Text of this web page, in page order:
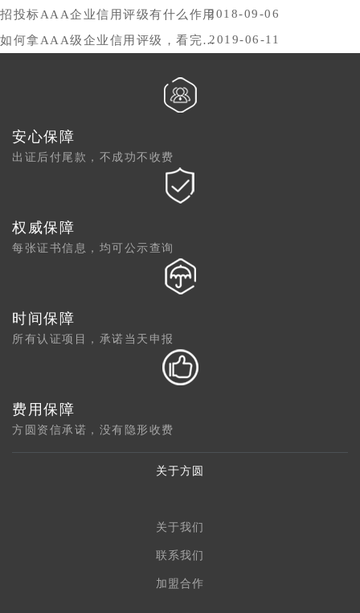
招投标AAA企业信用评级有什么作用2018-09-06
如何拿AAA级企业信用评级，看完你就懂了2019-06-11
安心保障
出证后付尾款，不成功不收费
权威保障
每张证书信息，均可公示查询
时间保障
所有认证项目，承诺当天申报
费用保障
方圆资信承诺，没有隐形收费
关于方圆
关于我们
联系我们
加盟合作